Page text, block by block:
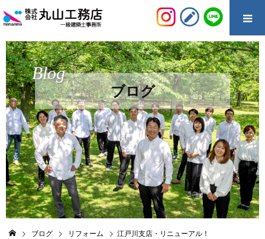
ブログ
Blog
ブログ リフォーム 江戸川支店・リニューアル！